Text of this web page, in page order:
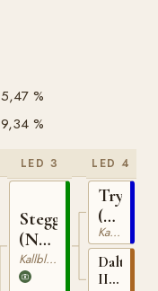
5,47 %
9,34 %
LED 3
Stegg
(NO)
T-
169
Kallblodig Travare
LED 4
Trygve
(NO)
T-
66
Kallblodig Travare
Dalterna
II